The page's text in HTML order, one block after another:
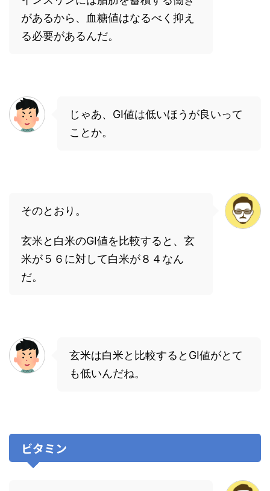
があるから、血糖値はなるべく抑え
る必要があるんだ。
じゃあ、GI値は低いほうが良いって
ことか。
そのとおり。
玄米と白米のGI値を比較すると、玄
米が５６に対して白米が８４なん
だ。
玄米は白米と比較するとGI値がとて
も低いんだね。
ビタミン